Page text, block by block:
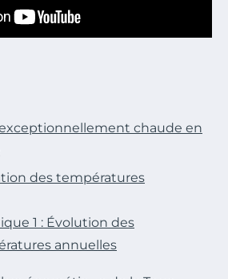
chaude en
des températures
1 : Évolution des
annuelles